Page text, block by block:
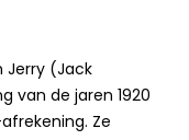
Jerry (Jack
van de jaren 1920
Ze